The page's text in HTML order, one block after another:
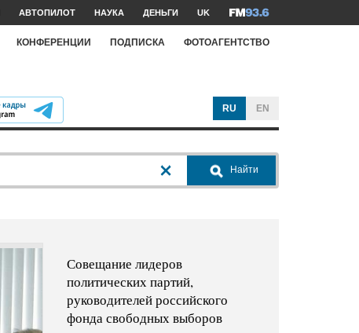
АВТОПИЛОТ НАУКА ДЕНЬГИ UK
КОНФЕРЕНЦИИ ПОДПИСКА ФОТОАГЕНТСТВО
RU EN
Найти
Совещание лидеров
политических партий,
руководителей российского
фонда свободных выборов